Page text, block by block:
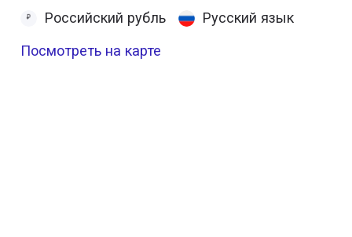
Российский рубль
Русский язык
Посмотреть на карте